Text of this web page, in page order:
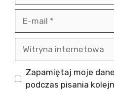
internetowa
Zapamiętaj moje
podczas pisania